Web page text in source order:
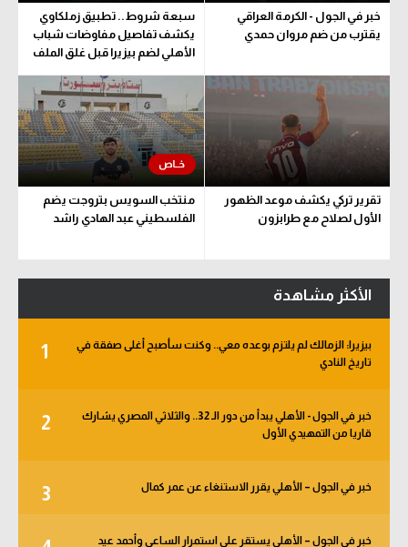
خبر في الجول - الكرمة العراقي
يقترب من ضم مروان حمدي
سبعة شروط.. تطبيق زملكاوي
يكشف تفاصيل مفاوضات شباب
الأهلي لضم بيزيرا قبل غلق الملف
تقرير تركي يكشف موعد الظهور
الأول لصلاح مع طرابزون
منتخب السويس بتروجت يضم
الفلسطيني عبد الهادي راشد
الأكثر مشاهدة
1
بيزيرا: الزمالك لم يلتزم بوعده معي.. وكنت سأصبح أغلى صفقة في
تاريخ النادي
2
خبر في الجول - الأهلي يبدأ من دور الـ 32.. والثلاثي المصري يشارك
قاريا من التمهيدي الأول
3 خبر في الجول – الأهلي يقرر الاستنغاء عن عمر كمال
خبر في الجول – الأهلي يستقر على استمرار الساعي وأحمد عيد